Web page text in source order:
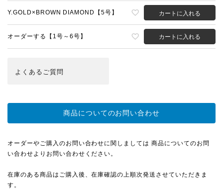
Y.GOLD×BROWN DIAMOND【5号】 カートに入れる
オーダーする【1号～6号】 カートに入れる
よくある ご質問
商品についてのお問い合わせ
オーダーやご購入のお問い合わせに関しましては 商品についてのお問
い合わせよりお問い合わせください。
在庫のある商品はご購入後、在庫確認の上順次発送させていただきま
す。